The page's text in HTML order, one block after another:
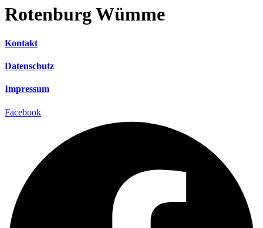
Rotenburg Wümme
Kontakt
Datenschutz
Impressum
Facebook